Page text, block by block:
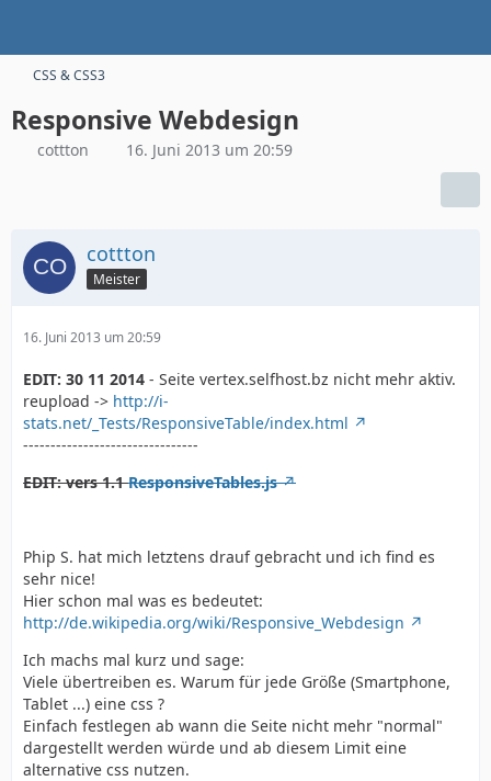
CSS & CSS3
Responsive Webdesign
cottton 16. Juni 2013 um 20:59
cottton
Meister
16. Juni 2013 um 20:59
EDIT: 30 11 2014 - Seite vertex.selfhost.bz nicht mehr aktiv.
reupload -> http://i-
stats.net/_Tests/ResponsiveTable/index.html
--------------------------------
EDIT: vers 1.1ResponsiveTables.js
Phip S. hat mich letztens drauf gebracht und ich find es
sehr nice!
Hier schon mal was es bedeutet:
http://de.wikipedia.org/wiki/Responsive_Webdesign
Ich machs mal kurz und sage:
Viele übertreiben es. Warum für jede Größe (Smartphone,
Tablet ...) eine css ?
Einfach festlegen ab wann die Seite nicht mehr "normal"
dargestellt werden würde und ab diesem Limit eine
alternative css nutzen.